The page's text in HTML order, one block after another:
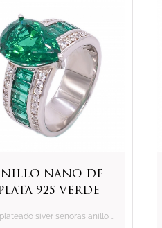
nano de
925 verde
rodio plateado siver señoras anillo de ajuste con fantasía verde Pera u0026amperio; bagutte nano